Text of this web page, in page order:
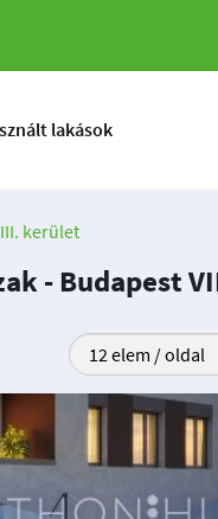
lakások
kerület
- Budapest